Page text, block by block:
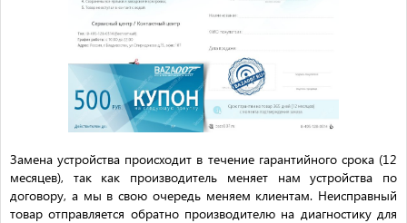
Замена устройства происходит в течение гарантийного срока (12
месяцев), так как производитель меняет нам устройства по
договору, а мы в свою очередь меняем клиентам. Неисправный
товар отправляется обратно производителю на диагностику для